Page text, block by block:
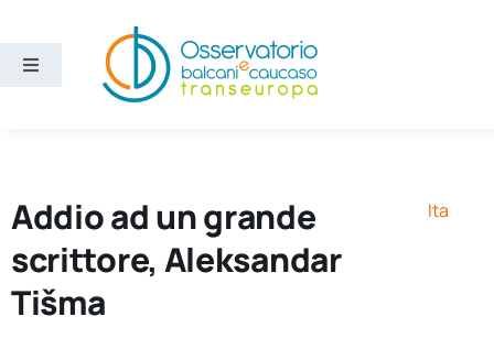
contenuto
Toggle
Ricerca e divulgazione
Addio ad un grande
scrittore, Aleksandar
Tišma
Ita